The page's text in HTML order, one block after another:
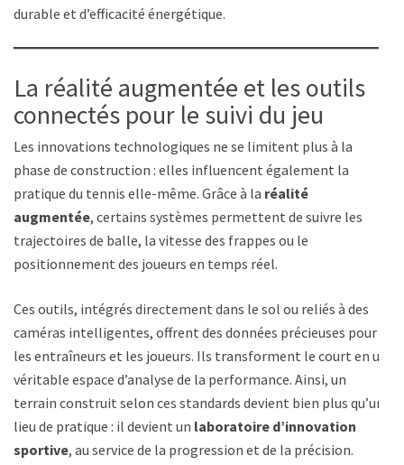
durable et d’efficacité énergétique.
La réalité augmentée et les outils
connectés pour le suivi du jeu
Les innovations technologiques ne se limitent plus à la
phase de construction : elles influencent également la
pratique du tennis elle-même. Grâce à la réalité
augmentée, certains systèmes permettent de suivre les
trajectoires de balle, la vitesse des frappes ou le
positionnement des joueurs en temps réel.
Ces outils, intégrés directement dans le sol ou reliés à des
caméras intelligentes, offrent des données précieuses pour
les entraîneurs et les joueurs. Ils transforment le court en un
véritable espace d’analyse de la performance. Ainsi, un
terrain construit selon ces standards devient bien plus qu’un
lieu de pratique : il devient un laboratoire d’innovation
sportive, au service de la progression et de la précision.